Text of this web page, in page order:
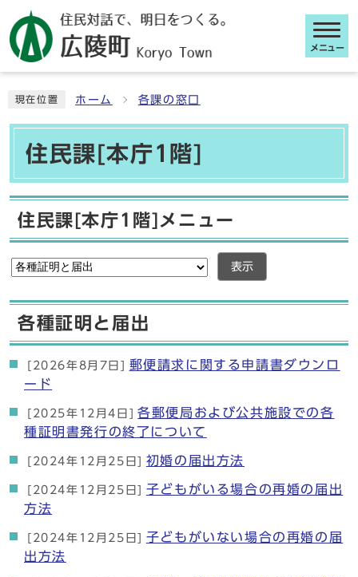
メニュー
現在位置 ホーム 各課の窓口
住民課[本庁1階]
住民課[本庁1階]メニュー
表示
各種証明と届出
[2026年8月7日] 郵便請求に関する申請書ダウンロ
ード
[2025年12月4日] 各郵便局および公共施設での各
種証明書発行の終了について
[2024年12月25日] 初婚の届出方法
[2024年12月25日] 子どもがいる場合の再婚の届出
方法
[2024年12月25日] 子どもがいない場合の再婚の届
出方法